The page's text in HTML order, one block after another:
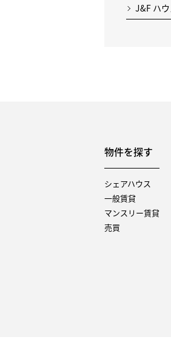
J&F ハ
物件を探す
シェアハウス
一般賃貸
マンスリー賃貸
売買